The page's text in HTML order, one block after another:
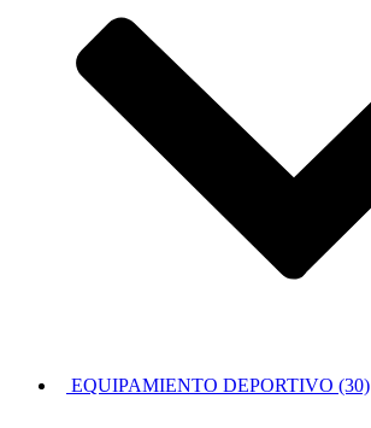
EQUIPAMIENTO DEPORTIVO (30)